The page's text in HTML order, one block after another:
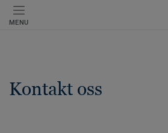
MENU
Kontakt oss